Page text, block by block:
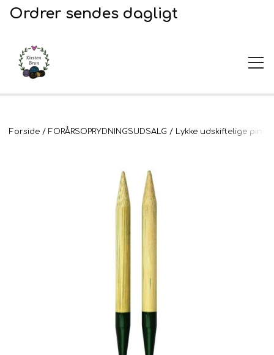
Ordrer sendes dagligt
UDSALG
Garn og opskrifter
Garn
Opskrifter
Broderi
2. Sortering
Plejeprodukter
Hårpleje
Hudpleje
Til uld
Tilbehør
Hanke - restparti
Tyngdefyld af genbrugsplast
Strikketid
Forside FORÅRSOPRYDNINGSUDSALG Lykke udskiftelige